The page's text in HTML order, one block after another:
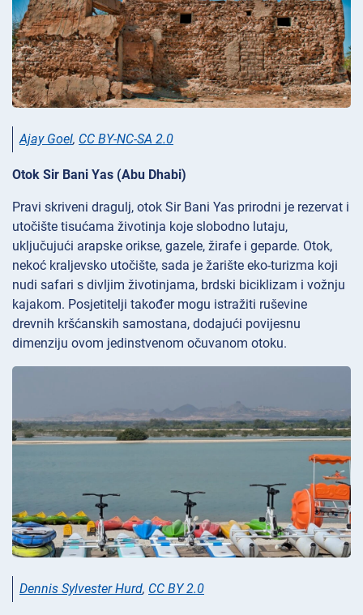
Ajay Goel, CC BY-NC-SA 2.0
Otok Sir Bani Yas (Abu Dhabi)
Pravi skriveni dragulj, otok Sir Bani Yas prirodni je rezervat i
utočište tisućama životinja koje slobodno lutaju,
uključujući arapske orikse, gazele, žirafe i geparde. Otok,
nekoć kraljevsko utočište, sada je žarište eko-turizma koji
nudi safari s divljim životinjama, brdski biciklizam i vožnju
kajakom. Posjetitelji također mogu istražiti ruševine
drevnih kršćanskih samostana, dodajući povijesnu
dimenziju ovom jedinstvenom očuvanom otoku.
Dennis Sylvester Hurd, CC BY 2.0